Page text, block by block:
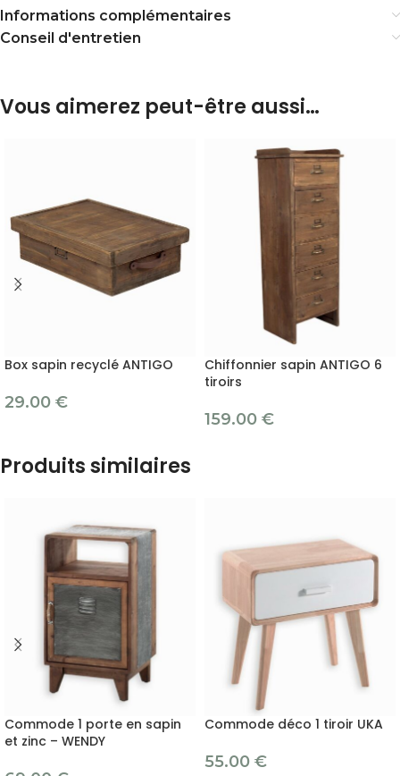
Informations complémentaires
Conseil d'entretien
Vous aimerez peut-être aussi…
Box sapin recyclé ANTIGO
29.00 €
Chiffonnier sapin ANTIGO 6
tiroirs
159.00 €
Produits similaires
Commode 1 porte en sapin
et zinc – WENDY
Commode déco 1 tiroir UKA
55.00 €